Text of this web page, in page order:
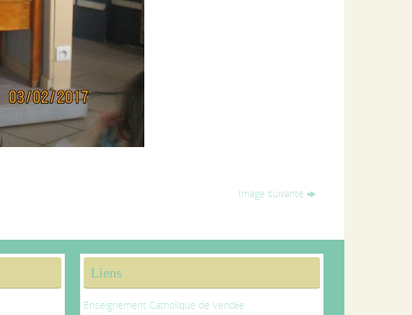
Image suivante
Liens
Enseignement Catholique de Vendée